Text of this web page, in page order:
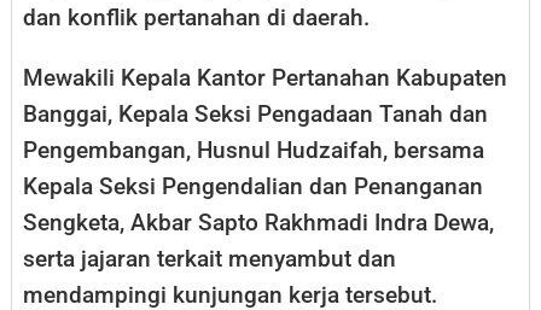
dan konflik pertanahan di daerah.
Mewakili Kepala Kantor Pertanahan Kabupaten
Banggai, Kepala Seksi Pengadaan Tanah dan
Pengembangan, Husnul Hudzaifah, bersama
Kepala Seksi Pengendalian dan Penanganan
Sengketa, Akbar Sapto Rakhmadi Indra Dewa,
serta jajaran terkait menyambut dan
mendampingi kunjungan kerja tersebut.